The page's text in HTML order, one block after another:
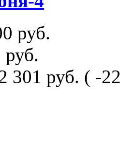
руб.
руб.
301 руб. ( -